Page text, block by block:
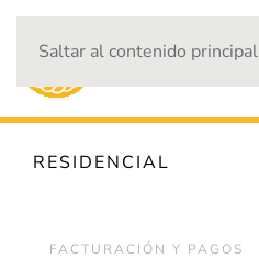
Saltar al contenido principal
RESIDENCIAL
FACTURACIÓN Y PAGOS